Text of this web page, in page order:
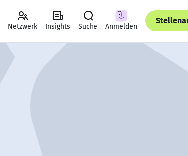
Netzwerk Insights Suche Anmelden